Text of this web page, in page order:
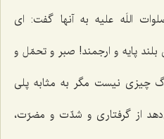
اللَه علیه به آنها گفت: ای
بلند پایه و ارجمند! صبر و تحمّل و
چیزی نیست مگر به مثابه پلی
از گرفتاری و شدّت و مضرّت،